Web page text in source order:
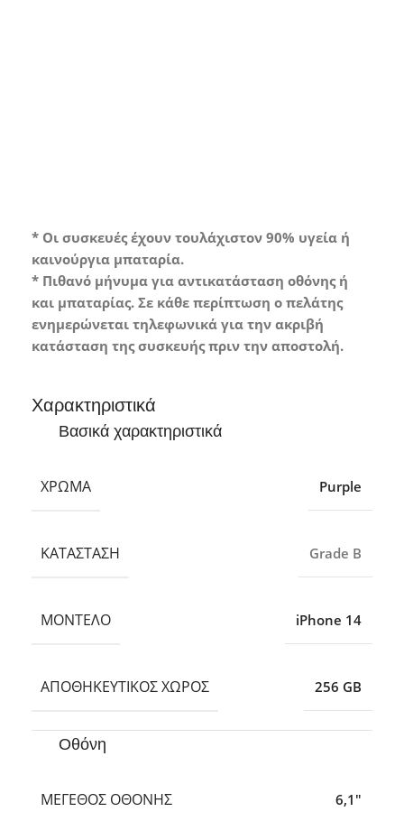
* Οι συσκευές έχουν τουλάχιστον 90% υγεία ή
καινούργια μπαταρία.
* Πιθανό μήνυμα για αντικατάσταση οθόνης ή
και μπαταρίας. Σε κάθε περίπτωση ο πελάτης
ενημερώνεται τηλεφωνικά για την ακριβή
κατάσταση της συσκευής πριν την αποστολή.
Χαρακτηριστικά
Βασικά χαρακτηριστικά
ΧΡΏΜΑ Purple
ΚΑΤΆΣΤΑΣΗ Grade B
ΜΟΝΤΈΛΟ iPhone 14
ΑΠΟΘΗΚΕΥΤΙΚΌΣ ΧΏΡΟΣ 256 GB
Οθόνη
ΜΈΓΕΘΟΣ ΟΘΌΝΗΣ 6,1″